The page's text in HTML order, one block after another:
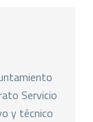
Servicio
y técnico